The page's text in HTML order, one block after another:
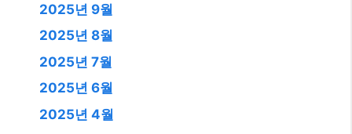
2025년 9월
2025년 8월
2025년 7월
2025년 6월
2025년 4월